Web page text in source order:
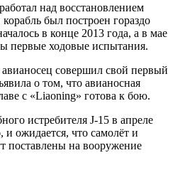
над восстановлением
был построен гораздо
в конце 2013 года, а в мае
первые ходовые испытания.
совершил свой первый
о том, что авианосная
с «Liaoning» готова к бою.
истребителя J-15 в апреле
и ожидается, что самолёт и
поставлены на вооружение